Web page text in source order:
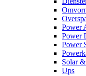
Power
Power
Power
Solar
Ups